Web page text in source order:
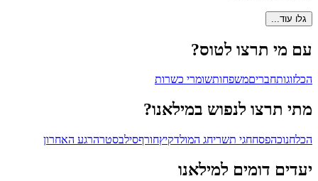
גלו עוד...
עם מי תרצו לטוס?
הכלזוגותחבריםמשפחותשומרי כשרות
מתי תרצו לנפוש במילאנו?
הכלחנוכהפסחחגי תשריחג המולדקיץחורףסילבסטרהרגע האחרון
יעדים דומים למילאנו